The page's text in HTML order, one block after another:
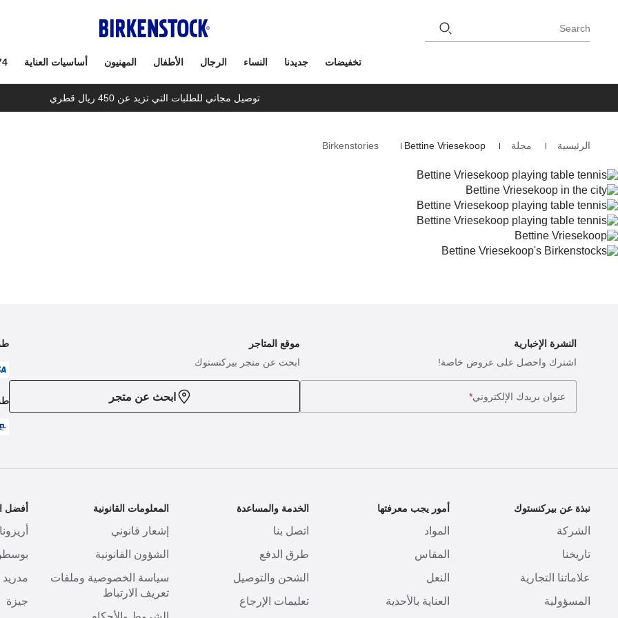
Search
تخفيضات جديدنا النساء الرجال الأطفال المهنيون أساسيات العناية
توصيل مجاني للطلبات التي تزيد عن 450 ريال قطري
Homepage الرئيسية مجلة Birkenstories Bettine Vriesekoop
النشرة الإخبارية
اشترك واحصل على عروض خاصة!
عنوان بريدك الإلكتروني*
موقع المتاجر
ابحث عن متجر بيركنستوك
ابحث عن متجر
نبذة عن بيركنستوك
الشركة
تاريخنا
علاماتنا التجارية
المسؤولية
أمور يجب معرفتها
المواد
المقاس
النعل
العناية بالأحذية
الخدمة والمساعدة
اتصل بنا
طرق الدفع
الشحن والتوصيل
تعليمات الإرجاع
المعلومات القانونية
إشعار قانوني
الشؤون القانونية
سياسة الخصوصية وملفات
تعريف الارتباط
أفضل
أريزونا
مدريد
جيزة